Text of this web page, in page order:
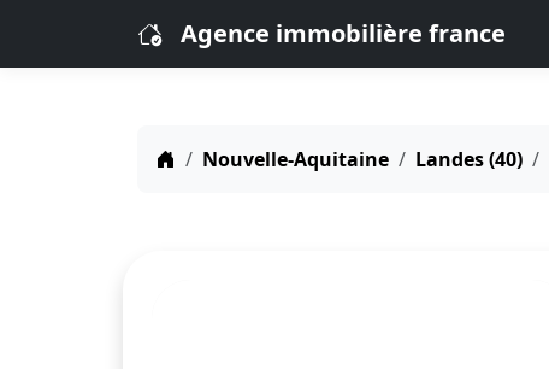
Agence immobilière france
Nouvelle-Aquitaine Landes (40)